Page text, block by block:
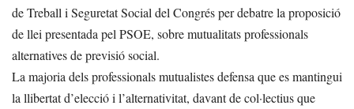
de Treball i Seguretat Social del Congrés per debatre la proposició
de llei presentada pel PSOE, sobre mutualitats professionals
alternatives de previsió social.
La majoria dels professionals mutualistes defensa que es mantingui
la llibertat d’elecció i l’alternativitat, davant de col·lectius que